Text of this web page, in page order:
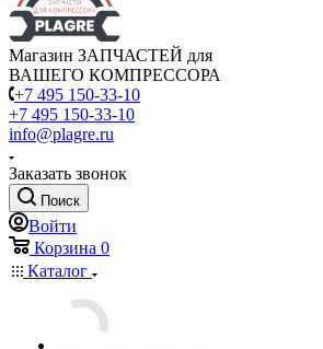
Магазин ЗАПЧАСТЕЙ для
ВАШЕГО КОМПРЕССОРА
+7 495 150-33-10
+7 495 150-33-10
info@plagre.ru
Заказать звонок
Поиск
Войти
Корзина 0
Каталог